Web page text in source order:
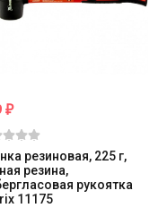
₽
резиновая, 225 г,
резина,
рукоятка
11175